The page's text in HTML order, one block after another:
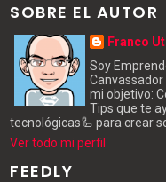
SOBRE EL AUTOR
Franco
Soy
Canvassador
mi objetivo:
Tips que te
tecnológicas🦾 para crear
Ver todo mi perfil
FEEDLY